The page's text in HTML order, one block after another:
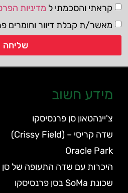
קראתי והסכמתי ל מדיניות
מאשר/ת קבלת דיוור וחומרים
שליחה
מידע חשוב
צ'יינהטאון סן פרנסיסקו
שדה קריסי – (Crissy Field)
Oracle Park
היכרות עם שדה התעופה של סן
שכונת SoMa בסן פרנסיסקו